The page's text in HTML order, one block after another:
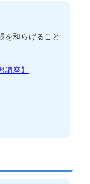
を和らげること
座】